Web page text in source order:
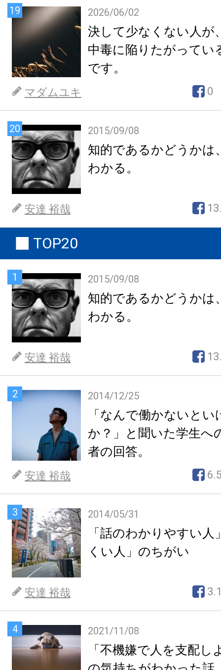
19 2026/06/02
決して少なくない人が
中毒に陥りたがってい
です。
マダムユキ 0
20 2015/09/08
知的であるかどうかは
わかる。
安達 裕哉
TOP20
1 2015/09/08
知的であるかどうかは
わかる。
安達 裕哉
2 2014/12/25
「なんで働かないと
か？」と聞いた学生へ
者の回答。
安達 裕哉
3 2014/05/31
「話のわかりやすい
くい人」のちがい
安達 裕哉
4 2021/11/08
「不機嫌で人を支配し